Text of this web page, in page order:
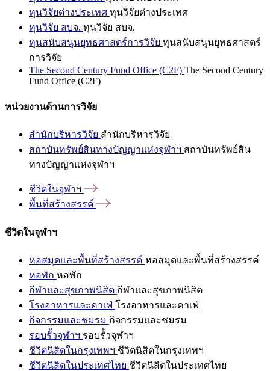
ทุนวิจัยต่างประเทศ ทุนวิจัยต่างประเทศ
ทุนวิจัย สบจ. ทุนวิจัย สบจ.
ทุนสนับสนุนยุทธศาสตร์การวิจัย ทุนสนับสนุนยุทธศาสตร์
การวิจัย
The Second Century Fund Office (C2F) The Second Century
Fund Office (C2F)
หน่วยงานด้านการวิจัย
สำนักบริหารวิจัย สำนักบริหารวิจัย
สถาบันทรัพย์สินทางปัญญาแห่งจุฬาฯ สถาบันทรัพย์สิน
ทางปัญญาแห่งจุฬาฯ
ชีวิตในจุฬาฯ
พื้นที่สร้างสรรค์
ชีวิตในจุฬาฯ
หอสมุดและพื้นที่สร้างสรรค์ หอสมุดและพื้นที่สร้างสรรค์
หอพัก หอพัก
กีฬาและสุขภาพนิสิต กีฬาและสุขภาพนิสิต
โรงอาหารและคาเฟ่ โรงอาหารและคาเฟ่
กิจกรรมและชมรม กิจกรรมและชมรม
รอบรั้วจุฬาฯ รอบรั้วจุฬาฯ
ชีวิตนิสิตในกรุงเทพฯ ชีวิตนิสิตในกรุงเทพฯ
ชีวิตนิสิตในประเทศไทย ชีวิตนิสิตในประเทศไทย